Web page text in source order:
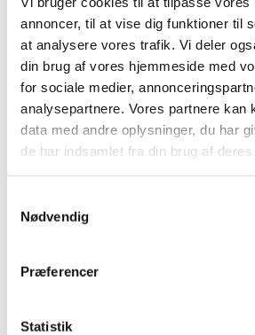
annoncer, til at vise dig funktioner til
at analysere vores trafik. Vi deler
din brug af vores hjemmeside med
for sociale medier,
analysepartnere. Vores partnere kan
data med andre oplysninger, du har
de har indsamlet fra din brug af deres
Nødvendig
Præferencer
Statistik
Problemer med at lukke
Forholdsregler når cylindrene
Ny kampagne målrettet læger:
Bivirkningsindberetninger af
en forskel
|3. juni 2021|
De seneste måneders arbejde med at
|19. februar 2021